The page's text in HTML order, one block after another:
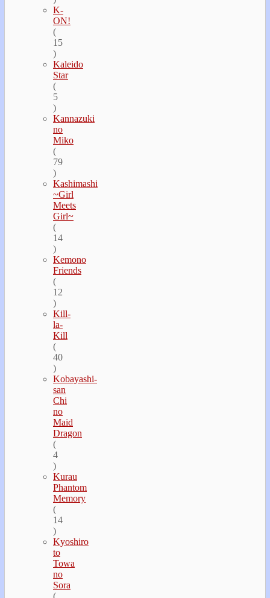
K-
ON!
(
15
)
Kaleido
Star
(
5
)
Kannazuki
no
Miko
(
79
)
Kashimashi
~Girl
Meets
Girl~
(
14
)
Kemono
Friends
(
12
)
Kill-
la-
Kill
(
40
)
Kobayashi-
san
Chi
no
Maid
Dragon
(
4
)
Kurau
Phantom
Memory
(
14
)
Kyoshiro
to
Towa
no
Sora
(